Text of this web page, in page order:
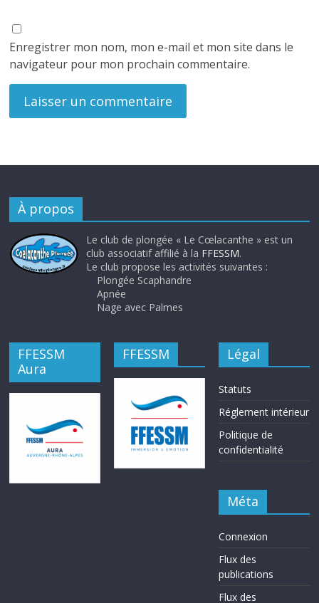
Enregistrer mon nom, mon e-mail et mon site dans le
navigateur pour mon prochain commentaire.
À propos
Le club de plongée « Le Cœlacanthe » est un
club associatif affilié à la FFESSM.
Le club propose les activités suivantes :
Plongée Scaphandre
Apnée
Nage avec Palmes
FFESSM
Aura
FFESSM Légal
Statuts
Réglement intérieur
Politique de
confidentialité
Méta
Connexion
Flux des
publications
Flux des